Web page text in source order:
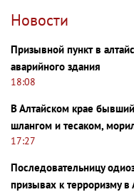
Новости
Призывной пункт в
аварийного здания
18:08
В Алтайском крае
шлангом и тесаком,
17:27
Последовательницу
призывах к терроризму в